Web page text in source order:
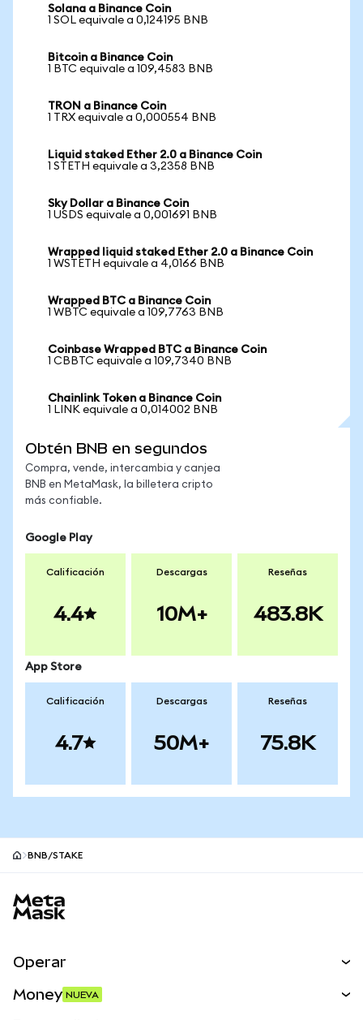
Solana a Binance Coin
1 SOL equivale a 0,124195 BNB
Bitcoin a Binance Coin
1 BTC equivale a 109,4583 BNB
TRON a Binance Coin
1 TRX equivale a 0,000554 BNB
Liquid staked Ether 2.0 a Binance Coin
1 STETH equivale a 3,2358 BNB
Sky Dollar a Binance Coin
1 USDS equivale a 0,001691 BNB
Wrapped liquid staked Ether 2.0 a Binance Coin
1 WSTETH equivale a 4,0166 BNB
Wrapped BTC a Binance Coin
1 WBTC equivale a 109,7763 BNB
Coinbase Wrapped BTC a Binance Coin
1 CBBTC equivale a 109,7340 BNB
Chainlink Token a Binance Coin
1 LINK equivale a 0,014002 BNB
Obtén BNB en segundos
Compra, vende, intercambia y canjea
BNB en MetaMask, la billetera cripto
más confiable.
Google Play
Calificación
4.4
Descargas
10M+
Reseñas
483.8K
App Store
Calificación
4.7
Descargas
50M+
Reseñas
75.8K
BNB/STAKE
Operar
Money NUEVA